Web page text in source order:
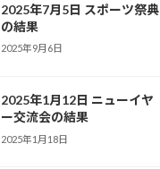
2025年7月5日 スポーツ祭典
の結果
2025年9月6日
2025年1月12日 ニューイヤ
ー交流会の結果
2025年1月18日